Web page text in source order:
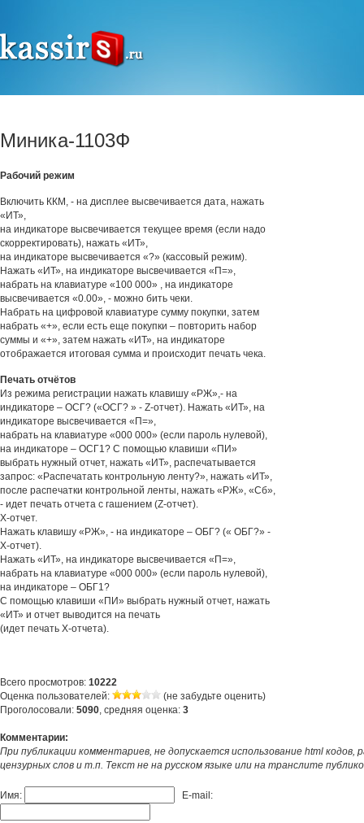
Миника-1103Ф
Рабочий режим
Включить ККМ, - на дисплее высвечивается дата, нажать
«ИТ»,
на индикаторе высвечивается текущее время (если надо
скорректировать), нажать «ИТ»,
на индикаторе высвечивается «?» (кассовый режим).
Нажать «ИТ», на индикаторе высвечивается «П=»,
набрать на клавиатуре «100 000» , на индикаторе
высвечивается «0.00», - можно бить чеки.
Набрать на цифровой клавиатуре сумму покупки, затем
набрать «+», если есть еще покупки – повторить набор
суммы и «+», затем нажать «ИТ», на индикаторе
отображается итоговая сумма и происходит печать чека.
Печать отчётов
Из режима регистрации нажать клавишу «РЖ»,- на
индикаторе – ОСГ? («ОСГ? » - Z-отчет). Нажать «ИТ», на
индикаторе высвечивается «П=»,
набрать на клавиатуре «000 000» (если пароль нулевой),
на индикаторе – ОСГ1? С помощью клавиши «ПИ»
выбрать нужный отчет, нажать «ИТ», распечатывается
запрос: «Распечатать контрольную ленту?», нажать «ИТ»,
после распечатки контрольной ленты, нажать «РЖ», «Сб»,
- идет печать отчета с гашением (Z-отчет).
Х-отчет.
Нажать клавишу «РЖ», - на индикаторе – ОБГ? (« ОБГ?» -
Х-отчет).
Нажать «ИТ», на индикаторе высвечивается «П=»,
набрать на клавиатуре «000 000» (если пароль нулевой),
на индикаторе – ОБГ1?
С помощью клавиши «ПИ» выбрать нужный отчет, нажать
«ИТ» и отчет выводится на печать
(идет печать Х-отчета).
Всего просмотров: 10222
Оценка пользователей:
(не забудьте оценить)
Проголосовали: 5090, средняя оценка: 3
Комментарии:
При публикации комментариев, не допускается использование html кодов,
цензурных слов и т.п. Текст не на русском языке или на транслите
Имя: E-mail: